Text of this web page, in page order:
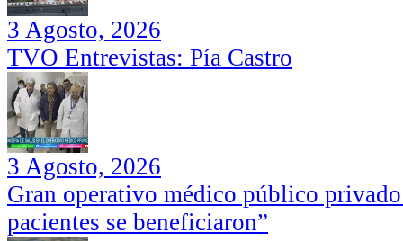
3 Agosto, 2026
TVO Entrevistas: Pía Castro
3 Agosto, 2026
Gran operativo médico público
pacientes se beneficiaron”